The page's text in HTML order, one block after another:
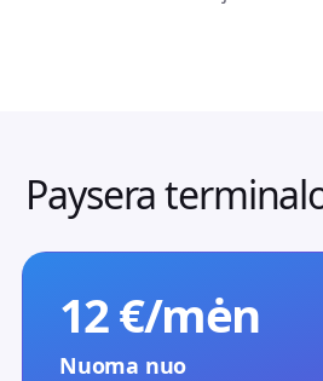
Paysera
12 €/mėn
Nuoma nuo